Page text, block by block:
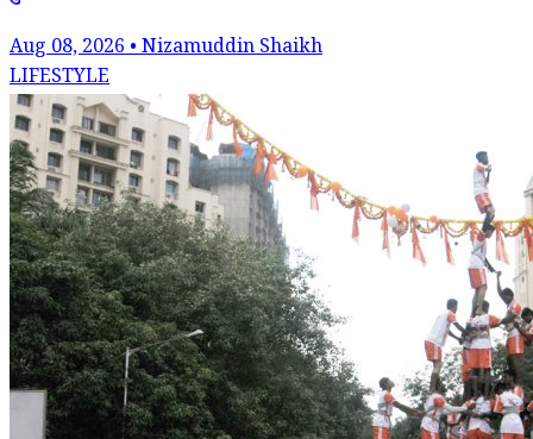
Aug 08, 2026 • Nizamuddin Shaikh
LIFESTYLE